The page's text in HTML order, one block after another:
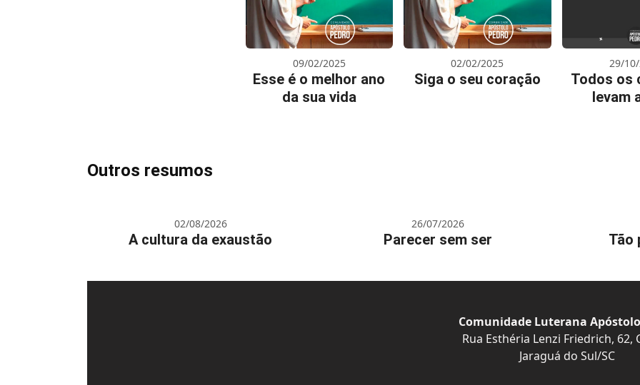
09/02/2025
Esse é o melhor ano
da sua vida
02/02/2025
Siga o seu coração
29/
Todos os
levam
Outros resumos
02/08/2026
A cultura da exaustão
26/07/2026
Parecer sem ser Tão
Comunidade Luterana
Rua Esthéria Lenzi Friedrich, 62,
Jaraguá do Sul/SC